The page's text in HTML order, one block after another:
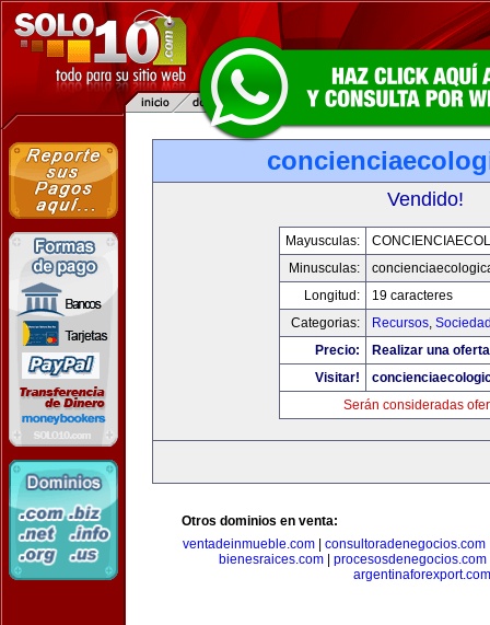
Vendido!
Mayusculas:
Minusculas:
Longitud:
19 caracteres
Categorias:
Recursos,
Precio:
Realizar una
Visitar!
Serán consideradas
Otros dominios en venta:
ventadeinmueble.com| consultoradenegocios.com
bienesraices.com
procesosdenegocios.com
argentinaforexport.com